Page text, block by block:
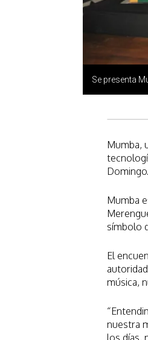
Se presenta
Mumba,
Domingo.
Mumba
símbolo
El
música,
nuestra